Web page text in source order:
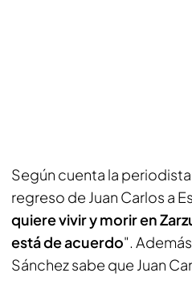
Según cuenta la
regreso de Juan Carlos a
quiere vivir y morir en
está de acuerdo".
Sánchez sabe que Juan